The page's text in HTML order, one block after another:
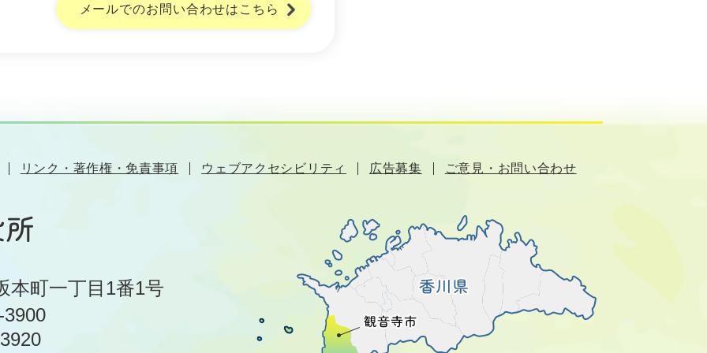
メールでのお問い合わせはこちら
リンク・著作権・免責事項 ウェブアクセシビリティ 広告募集 ご意見・お問い合わせ
本町一丁目1番1号
3900